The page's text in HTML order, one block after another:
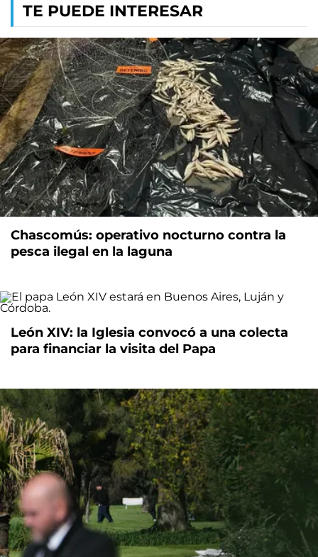
TE PUEDE INTERESAR
Chascomús: operativo nocturno contra la
pesca ilegal en la laguna
León XIV: la Iglesia convocó a una colecta
para financiar la visita del Papa